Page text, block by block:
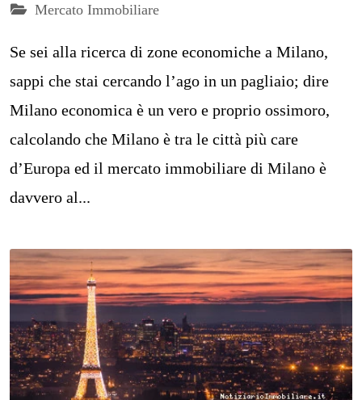
Mercato Immobiliare
Se sei alla ricerca di zone economiche a Milano,
sappi che stai cercando l’ago in un pagliaio; dire
Milano economica è un vero e proprio ossimoro,
calcolando che Milano è tra le città più care
d’Europa ed il mercato immobiliare di Milano è
davvero al...